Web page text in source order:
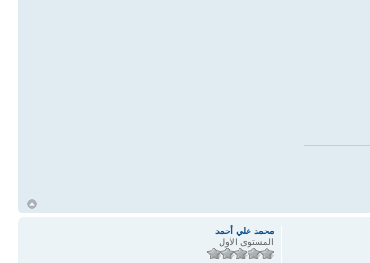
محمد علي أحمد
المستوى الأول